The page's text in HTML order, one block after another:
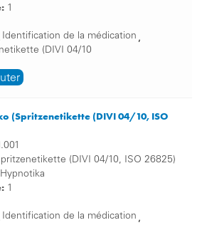
1
Identification de la médication ,
(DIVI 04/10
(Spritzenetikette (DIVI 04/10, ISO
(DIVI 04/10, ISO 26825)
Hypnotika
1
Identification de la médication ,